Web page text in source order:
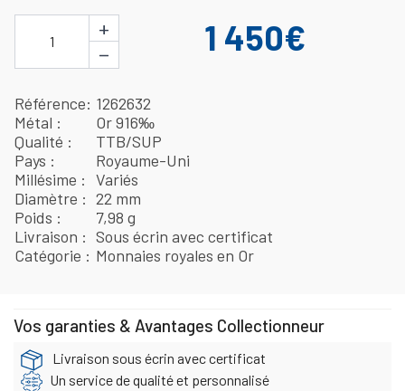
1
+
−
1 450€
Référence 1262632
Métal
Or 916‰
Qualité
TTB/SUP
Pays
Royaume-Uni
Millésime
Variés
Diamètre
22 mm
Poids
7,98 g
Livraison
Sous écrin avec certificat
Catégorie
Monnaies royales en Or
Vos garanties & Avantages Collectionneur
Livraison sous écrin avec certificat
Un service de qualité et personnalisé